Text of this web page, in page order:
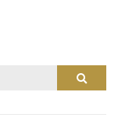
Search